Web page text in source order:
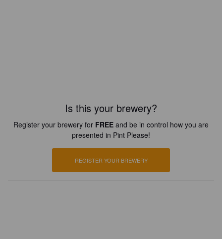
Is this your brewery?
Register your brewery for FREE and be in control how you are
presented in Pint Please!
REGISTER YOUR BREWERY